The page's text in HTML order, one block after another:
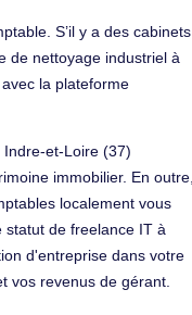
S’il y a des cabinets
de nettoyage industriel à
la plateforme
et-Loire (37)
immobilier. En outre,
localement vous
de freelance IT à
d'entreprise dans votre
vos revenus de gérant.